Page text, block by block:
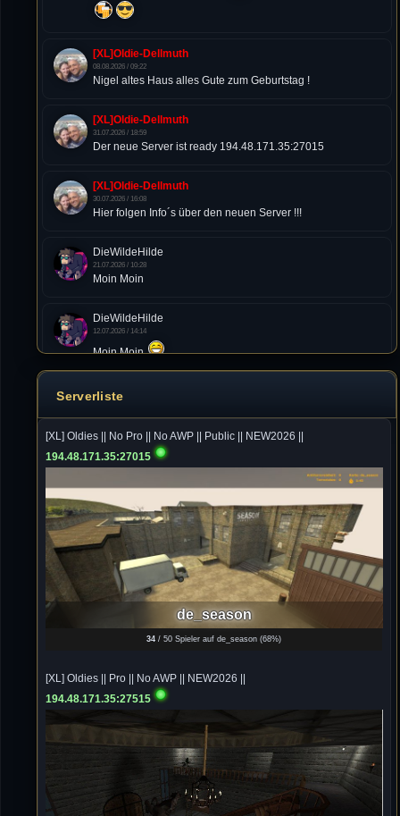
[XL]Oldie-Dellmuth
08.08.2026 / 09:22
Nigel altes Haus alles Gute zum Geburtstag !
[XL]Oldie-Dellmuth
31.07.2026 / 18:59
Der neue Server ist ready 194.48.171.35:27015
[XL]Oldie-Dellmuth
30.07.2026 / 16:08
Hier folgen Info´s über den neuen Server !!!
DieWildeHilde
21.07.2026 / 10:28
Moin Moin
DieWildeHilde
12.07.2026 / 14:14
Moin Moin
Tommy
von chickpea^^
Tommy
10.07.2026 / 22:25
DieWildeHilde
10.07.2026 / 12:48
Happy Birthday Chickpea
Hallo meine Lieben!
Isimiyaki
10.07.2026 / 00:34
02.07.2026 / 15:53
Was geht aaaaaaaaaaaab
Serverliste
[XL] Oldies || No Pro || No AWP || Public || NEW2026 ||
194.48.171.35:27015
de_season
34 / 50 Spieler auf de_season (68%)
[XL] Oldies || Pro || No AWP || NEW2026 ||
194.48.171.35:27515